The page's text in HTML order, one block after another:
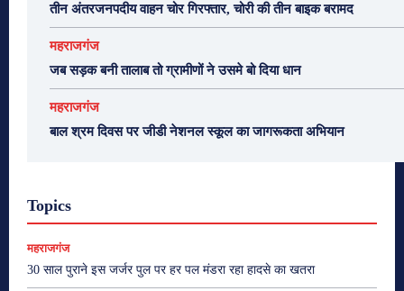
तीन अंतरजनपदीय वाहन चोर गिरफ्तार, चोरी की तीन बाइक बरामद
महराजगंज
जब सड़क बनी तालाब तो ग्रामीणों ने उसमे बो दिया धान
महराजगंज
बाल श्रम दिवस पर जीडी नेशनल स्कूल का जागरूकता अभियान
Topics
महराजगंज
30 साल पुराने इस जर्जर पुल पर हर पल मंडरा रहा हादसे का खतरा